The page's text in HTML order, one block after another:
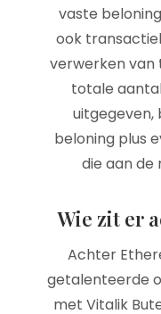
vaste
ook
verwerken van
totale
uitgegeven,
beloning plus
die aan de
Wie zit er
Achter
getalenteerde
met Vitalik